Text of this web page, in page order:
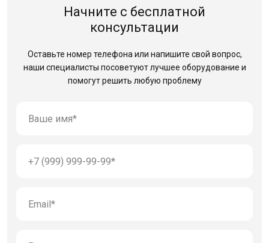
Начните с бесплатной
консультации
Оставьте номер телефона или напишите свой вопрос,
наши специалисты посоветуют лучшее оборудование и
помогут решить любую проблему